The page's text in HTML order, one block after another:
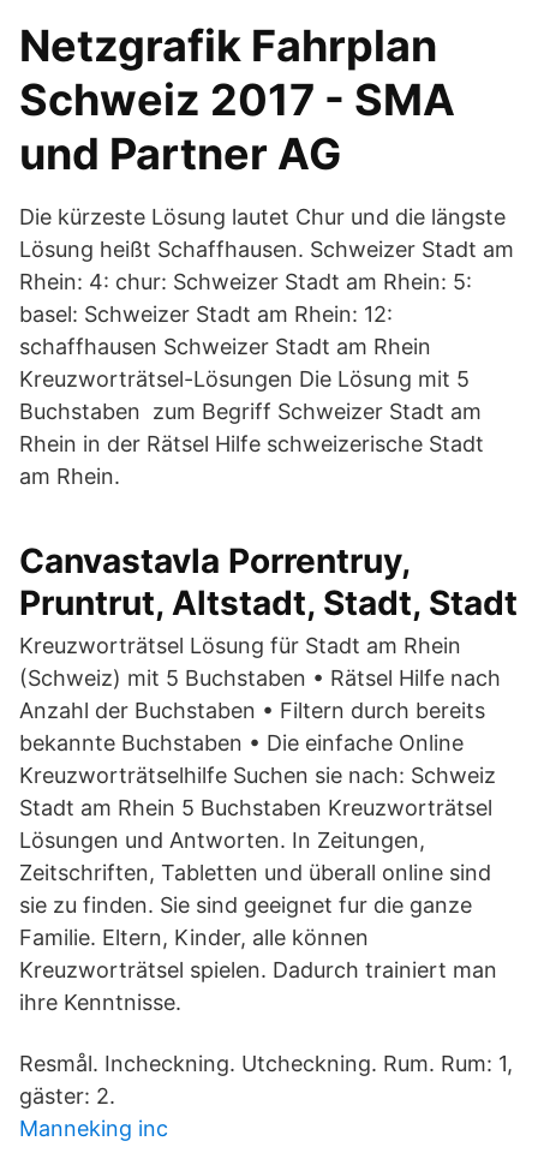
Netzgrafik Fahrplan
Schweiz 2017 - SMA
und Partner AG
Die kürzeste Lösung lautet Chur und die längste
Lösung heißt Schaffhausen. Schweizer Stadt am
Rhein: 4: chur: Schweizer Stadt am Rhein: 5:
basel: Schweizer Stadt am Rhein: 12:
schaffhausen Schweizer Stadt am Rhein
Kreuzworträtsel-Lösungen Die Lösung mit 5
Buchstaben ️ zum Begriff Schweizer Stadt am
Rhein in der Rätsel Hilfe schweizerische Stadt
am Rhein.
Canvastavla Porrentruy,
Pruntrut, Altstadt, Stadt, Stadt
Kreuzworträtsel Lösung für Stadt am Rhein
(Schweiz) mit 5 Buchstaben • Rätsel Hilfe nach
Anzahl der Buchstaben • Filtern durch bereits
bekannte Buchstaben • Die einfache Online
Kreuzworträtselhilfe Suchen sie nach: Schweiz
Stadt am Rhein 5 Buchstaben Kreuzworträtsel
Lösungen und Antworten. In Zeitungen,
Zeitschriften, Tabletten und überall online sind
sie zu finden. Sie sind geeignet fur die ganze
Familie. Eltern, Kinder, alle können
Kreuzworträtsel spielen. Dadurch trainiert man
ihre Kenntnisse.
Resmål. Incheckning. Utcheckning. Rum. Rum: 1,
gäster: 2.
Manneking inc